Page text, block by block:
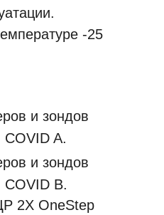
и зондов
A.
и зондов
B.
-25
2X OneStep